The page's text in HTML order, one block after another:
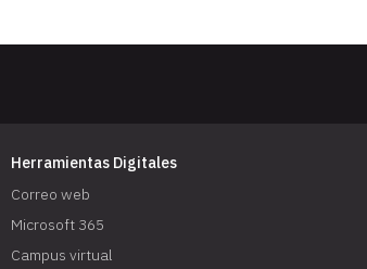
Herramientas Digitales
Correo web
Microsoft 365
Campus virtual